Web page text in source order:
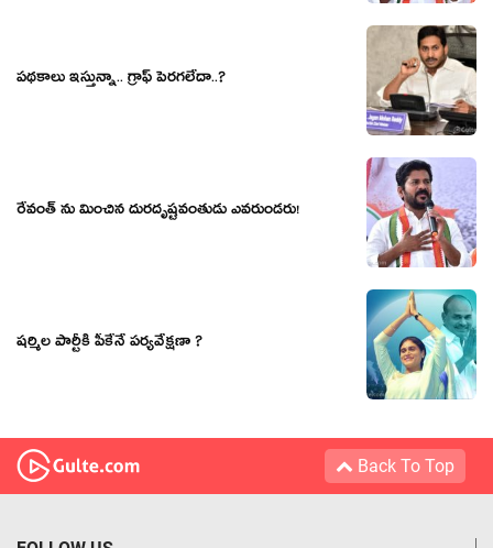
ప‌థ‌కాలు ఇస్తున్నా.. గ్రాఫ్ పెర‌గలేదా..?
రేవంత్ ను మించిన దుర‌దృష్ట‌వంతుడు ఎవ‌రుండ‌రు!
షర్మిల పార్టీకి పీకేనే పర్యవేక్షణా ?
Back To Top